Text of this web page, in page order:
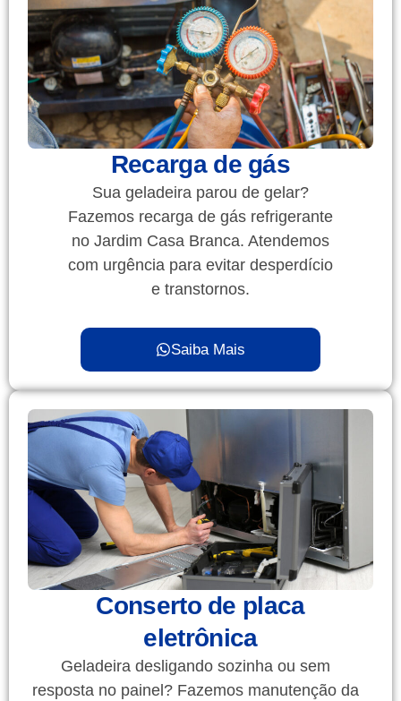
Recarga de gás
Sua geladeira parou de gelar?
Fazemos recarga de gás refrigerante
no Jardim Casa Branca. Atendemos
com urgência para evitar desperdício
e transtornos.
Saiba Mais
Conserto de placa
eletrônica
Geladeira desligando sozinha ou sem
resposta no painel? Fazemos manutenção da